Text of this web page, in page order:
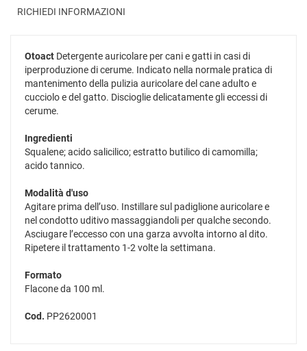
RICHIEDI INFORMAZIONI
Otoact Detergente auricolare per cani e gatti in casi di
iperproduzione di cerume. Indicato nella normale pratica di
mantenimento della pulizia auricolare del cane adulto e
cucciolo e del gatto. Discioglie delicatamente gli eccessi di
cerume.
Ingredienti
Squalene; acido salicilico; estratto butilico di camomilla;
acido tannico.
Modalità d'uso
Agitare prima dell’uso. Instillare sul padiglione auricolare e
nel condotto uditivo massaggiandoli per qualche secondo.
Asciugare l’eccesso con una garza avvolta intorno al dito.
Ripetere il trattamento 1-2 volte la settimana.
Formato
Flacone da 100 ml.
Cod. PP2620001